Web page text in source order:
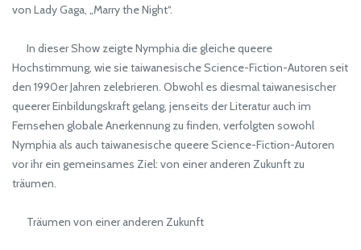
von Lady Gaga, „Marry the Night“.
In dieser Show zeigte Nymphia die gleiche queere
Hochstimmung, wie sie taiwanesische Science-Fiction-Autoren seit
den 1990er Jahren zelebrieren. Obwohl es diesmal taiwanesischer
queerer Einbildungskraft gelang, jenseits der Literatur auch im
Fernsehen globale Anerkennung zu finden, verfolgten sowohl
Nymphia als auch taiwanesische queere Science-Fiction-Autoren
vor ihr ein gemeinsames Ziel: von einer anderen Zukunft zu
träumen.
Träumen von einer anderen Zukunft